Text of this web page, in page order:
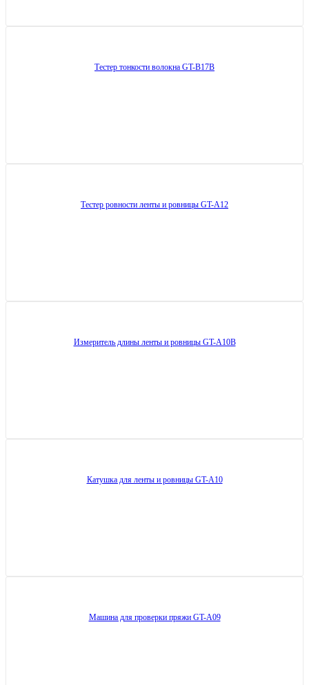
Тестер тонкости волокна GT-B17B
Тестер ровности ленты и ровницы GT-A12
Измеритель длины ленты и ровницы GT-A10B
Катушка для ленты и ровницы GT-A10
Машина для проверки пряжи GT-A09